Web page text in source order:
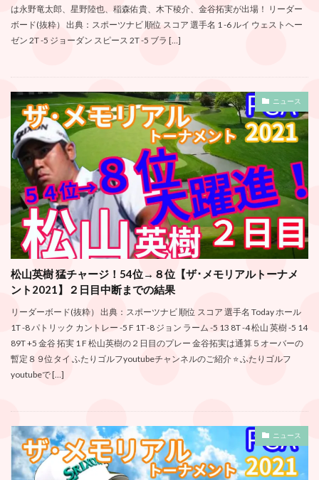
は永野竜太郎、星野陸也、稲森佑貴、木下稜介、金谷拓実が出場！ リーダー
ボード(抜粋） 出典：スポーツナビ 順位 スコア 選手名 1 -6 ルイ ウェストヘー
ゼン 2T -5 ジョーダン スピース 2T -5 ブラ […]
ニュース
松山英樹 猛チャージ！54位→８位【ザ･メモリアルトーナメ
ント2021】２日目中断までの結果
リーダーボード(抜粋） 出典：スポーツナビ 順位 スコア 選手名 Today ホール
1T -8 パトリック カントレー -5 F 1T -8 ジョン ラーム -5 13 8T -4 松山 英樹 -5 14
89T +5 金谷 拓実 1 F 松山英樹の２日目のプレー 金谷拓実は通算５オーバーの
暫定８９位タイ ふたりゴルフyoutubeチャンネルのご紹介 ⭐️ ふたりゴルフ
youtubeで […]
ニュース